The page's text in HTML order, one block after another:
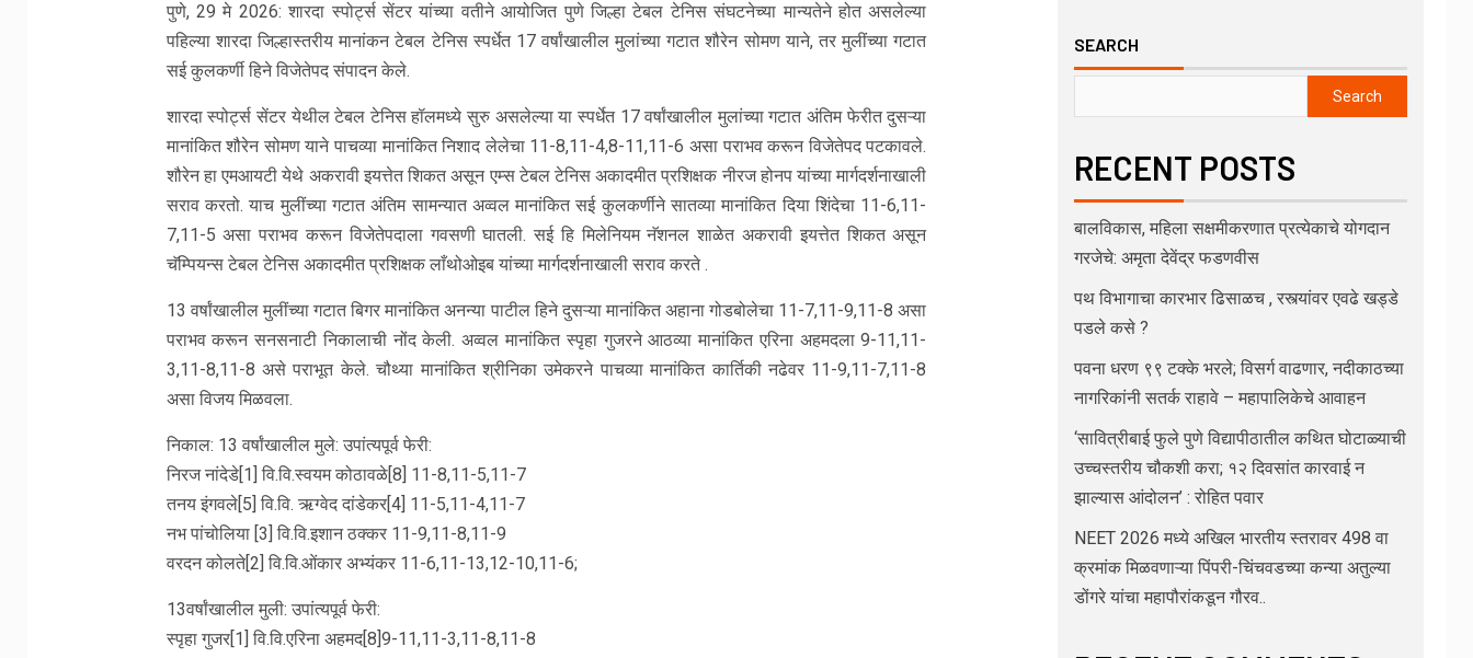
पुणे, 29 मे 2026: शारदा स्पोर्ट्स सेंटर यांच्या वतीने आयोजित पुणे जिल्हा टेबल टेनिस संघटनेच्या मान्यतेने होत असलेल्या
पहिल्या शारदा जिल्हास्तरीय मानांकन टेबल टेनिस स्पर्धेत 17 वर्षांखालील मुलांच्या गटात शौरेन सोमण याने, तर मुलींच्या गटात
सई कुलकर्णी हिने विजेतेपद संपादन केले.
शारदा स्पोर्ट्स सेंटर येथील टेबल टेनिस हॉलमध्ये सुरु असलेल्या या स्पर्धेत 17 वर्षांखालील मुलांच्या गटात अंतिम फेरीत दुसऱ्या
मानांकित शौरेन सोमण याने पाचव्या मानांकित निशाद लेलेचा 11-8,11-4,8-11,11-6 असा पराभव करून विजेतेपद पटकावले.
शौरेन हा एमआयटी येथे अकरावी इयत्तेत शिकत असून एम्स टेबल टेनिस अकादमीत प्रशिक्षक नीरज होनप यांच्या मार्गदर्शनाखाली
सराव करतो. याच मुलींच्या गटात अंतिम सामन्यात अव्वल मानांकित सई कुलकर्णीने सातव्या मानांकित दिया शिंदेचा 11-6,11-
7,11-5 असा पराभव करून विजेतेपदाला गवसणी घातली. सई हि मिलेनियम नॅशनल शाळेत अकरावी इयत्तेत शिकत असून
चॅम्पियन्स टेबल टेनिस अकादमीत प्रशिक्षक लाँथोओइब यांच्या मार्गदर्शनाखाली सराव करते .
13 वर्षांखालील मुलींच्या गटात बिगर मानांकित अनन्या पाटील हिने दुसऱ्या मानांकित अहाना गोडबोलेचा 11-7,11-9,11-8 असा
पराभव करून सनसनाटी निकालाची नोंद केली. अव्वल मानांकित स्पृहा गुजरने आठव्या मानांकित एरिना अहमदला 9-11,11-
3,11-8,11-8 असे पराभूत केले. चौथ्या मानांकित श्रीनिका उमेकरने पाचव्या मानांकित कार्तिकी नढेवर 11-9,11-7,11-8
असा विजय मिळवला.
निकाल: 13 वर्षांखालील मुले: उपांत्यपूर्व फेरी:
निरज नांदेडे[1] वि.वि.स्वयम कोठावळे[8] 11-8,11-5,11-7
तनय इंगवले[5] वि.वि. ऋग्वेद दांडेकर[4] 11-5,11-4,11-7
नभ पांचोलिया [3] वि.वि.इशान ठक्कर 11-9,11-8,11-9
वरदन कोलते[2] वि.वि.ओंकार अभ्यंकर 11-6,11-13,12-10,11-6;
13वर्षांखालील मुली: उपांत्यपूर्व फेरी:
स्पृहा गुजर[1] वि.वि.एरिना अहमद[8]9-11,11-3,11-8,11-8
SEARCH
Search
RECENT POSTS
बालविकास, महिला सक्षमीकरणात प्रत्येकाचे योगदान
गरजेचे: अमृता देवेंद्र फडणवीस
पथ विभागाचा कारभार ढिसाळच , रस्त्यांवर एवढे खड्डे
पडले कसे ?
पवना धरण ९९ टक्के भरले; विसर्ग वाढणार, नदीकाठच्या
नागरिकांनी सतर्क राहावे – महापालिकेचे आवाहन
‘सावित्रीबाई फुले पुणे विद्यापीठातील कथित घोटाळ्याची
उच्चस्तरीय चौकशी करा; १२ दिवसांत कारवाई न
झाल्यास आंदोलन’ : रोहित पवार
NEET 2026 मध्ये अखिल भारतीय स्तरावर 498 वा
क्रमांक मिळवणाऱ्या पिंपरी-चिंचवडच्या कन्या अतुल्या
डोंगरे यांचा महापौरांकडून गौरव..